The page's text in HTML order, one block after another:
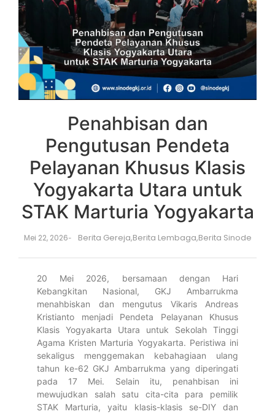
Penahbisan dan
Pengutusan Pendeta
Pelayanan Khusus Klasis
Yogyakarta Utara untuk
STAK Marturia Yogyakarta
Mei 22, 2026- Berita Gereja,Berita Lembaga,Berita Sinode
20 Mei 2026, bersamaan dengan Hari
Kebangkitan Nasional, GKJ Ambarrukma
menahbiskan dan mengutus Vikaris Andreas
Kristianto menjadi Pendeta Pelayanan Khusus
Klasis Yogyakarta Utara untuk Sekolah Tinggi
Agama Kristen Marturia Yogyakarta. Peristiwa ini
sekaligus menggemakan kebahagiaan ulang
tahun ke-62 GKJ Ambarrukma yang diperingati
pada 17 Mei. Selain itu, penahbisan ini
mewujudkan salah satu cita-cita para pemilik
STAK Marturia, yaitu klasis-klasis se-DIY dan